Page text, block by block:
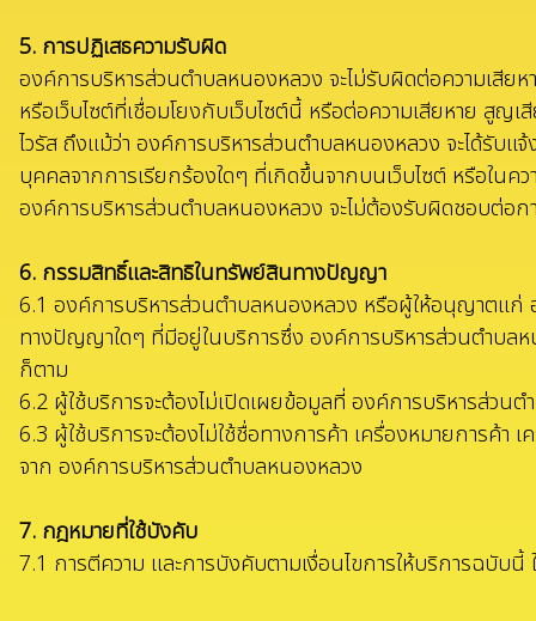
5. การปฏิเสธความรับผิด
องค์การบริหารส่วนตำบลหนองหลวง จะไม่รับผิดต่อความเสียห
หรือเว็บไซต์ที่เชื่อมโยงกับเว็บไซต์นี้ หรือต่อความเสียหาย สูญ
ไวรัส ถึงแม้ว่า องค์การบริหารส่วนตำบลหนองหลวง จะได้รับ
บุคคลจากการเรียกร้องใดๆ ที่เกิดขึ้นจากบนเว็บไซต์ หรือในค
องค์การบริหารส่วนตำบลหนองหลวง จะไม่ต้องรับผิดชอบต่อก
6. กรรมสิทธิ์และสิทธิในทรัพย์สินทางปัญญา
6.1 องค์การบริหารส่วนตำบลหนองหลวง หรือผู้ให้อนุญาตแ
ทางปัญญาใดๆ ที่มีอยู่ในบริการซึ่ง องค์การบริหารส่วนตำบลห
ก็ตาม
6.2 ผู้ใช้บริการจะต้องไม่เปิดเผยข้อมูลที่ องค์การบริหารส่ว
6.3 ผู้ใช้บริการจะต้องไม่ใช้ชื่อทางการค้า เครื่องหมายการ
จาก องค์การบริหารส่วนตำบลหนองหลวง
7. กฎหมายที่ใช้บังคับ
7.1 การตีความ และการบังคับตามเงื่อนไขการให้บริการฉบับนี้